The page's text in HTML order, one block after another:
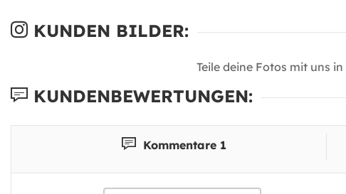
KUNDEN BILDER:
Teile deine Fotos mit uns in
KUNDENBEWERTUNGEN:
Kommentare 1